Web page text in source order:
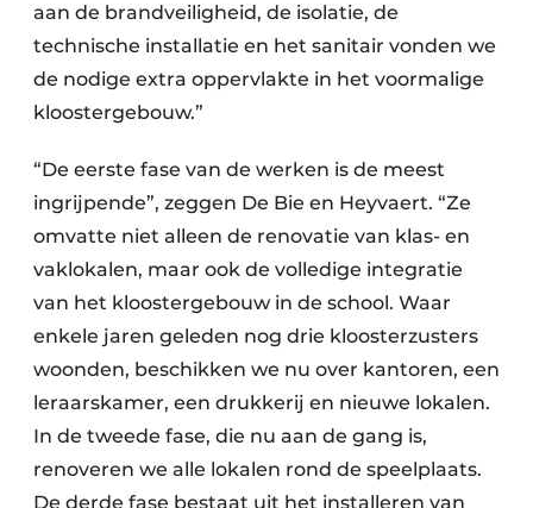
aan de brandveiligheid, de isolatie, de
technische installatie en het sanitair vonden we
de nodige extra oppervlakte in het voormalige
kloostergebouw.”
“De eerste fase van de werken is de meest
ingrijpende”, zeggen De Bie en Heyvaert. “Ze
omvatte niet alleen de renovatie van klas- en
vaklokalen, maar ook de volledige integratie
van het kloostergebouw in de school. Waar
enkele jaren geleden nog drie kloosterzusters
woonden, beschikken we nu over kantoren, een
leraarskamer, een drukkerij en nieuwe lokalen.
In de tweede fase, die nu aan de gang is,
renoveren we alle lokalen rond de speelplaats.
De derde fase bestaat uit het installeren van